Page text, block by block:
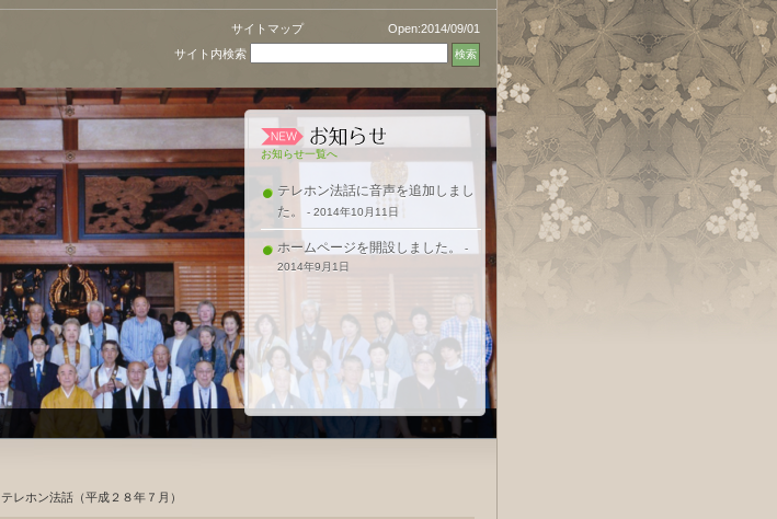
サイトマップ
Open:2014/09/01
サイト内検索
お知らせ一覧へ
テレホン法話に音声を追加しまし
た。
- 2014年10月11日
ホームページを開設しました。
-
2014年9月1日
テレホン法話（平成２８年７月）